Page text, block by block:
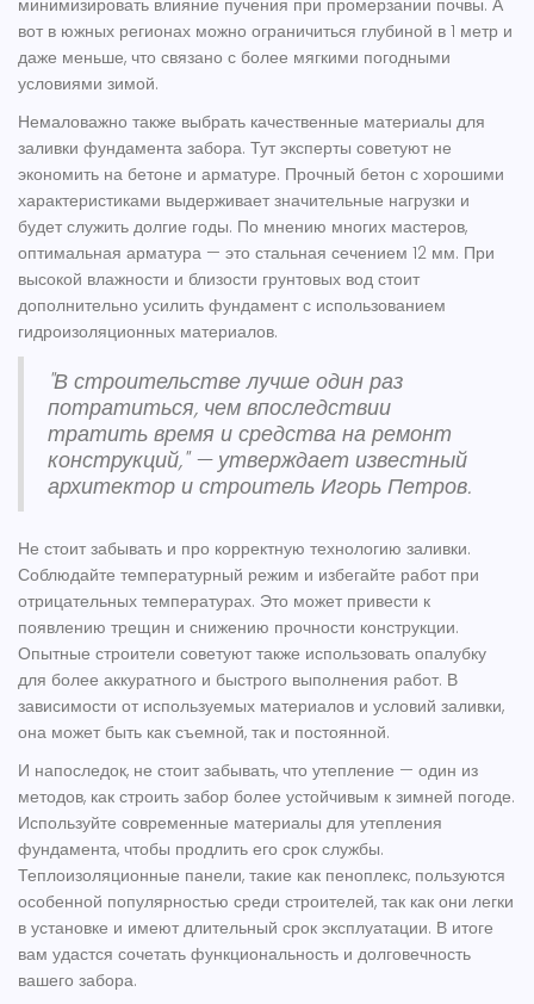
минимизировать влияние пучения при промерзании почвы. А
вот в южных регионах можно ограничиться глубиной в 1 метр и
даже меньше, что связано с более мягкими погодными
условиями зимой.
Немаловажно также выбрать качественные материалы для
заливки фундамента забора. Тут эксперты советуют не
экономить на бетоне и арматуре. Прочный бетон с хорошими
характеристиками выдерживает значительные нагрузки и
будет служить долгие годы. По мнению многих мастеров,
оптимальная арматура — это стальная сечением 12 мм. При
высокой влажности и близости грунтовых вод стоит
дополнительно усилить фундамент с использованием
гидроизоляционных материалов.
"В строительстве лучше один раз
потратиться, чем впоследствии
тратить время и средства на ремонт
конструкций," — утверждает известный
архитектор и строитель Игорь Петров.
Не стоит забывать и про корректную технологию заливки.
Соблюдайте температурный режим и избегайте работ при
отрицательных температурах. Это может привести к
появлению трещин и снижению прочности конструкции.
Опытные строители советуют также использовать опалубку
для более аккуратного и быстрого выполнения работ. В
зависимости от используемых материалов и условий заливки,
она может быть как съемной, так и постоянной.
И напоследок, не стоит забывать, что утепление — один из
методов, как строить забор более устойчивым к зимней погоде.
Используйте современные материалы для утепления
фундамента, чтобы продлить его срок службы.
Теплоизоляционные панели, такие как пеноплекс, пользуются
особенной популярностью среди строителей, так как они легки
в установке и имеют длительный срок эксплуатации. В итоге
вам удастся сочетать функциональность и долговечность
вашего забора.